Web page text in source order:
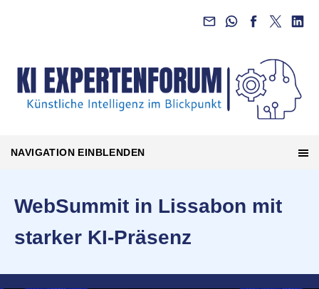
NAVIGATION EINBLENDEN
WebSummit in Lissabon mit
starker KI-Präsenz